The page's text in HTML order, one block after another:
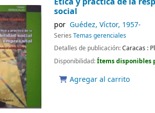
social
por Guédez, Víctor, 1957-
SeriesTemas gerenciales
Detalles de publicación:Caracas :
Disponibilidad:Ítems disponibles
Agregar al carrito